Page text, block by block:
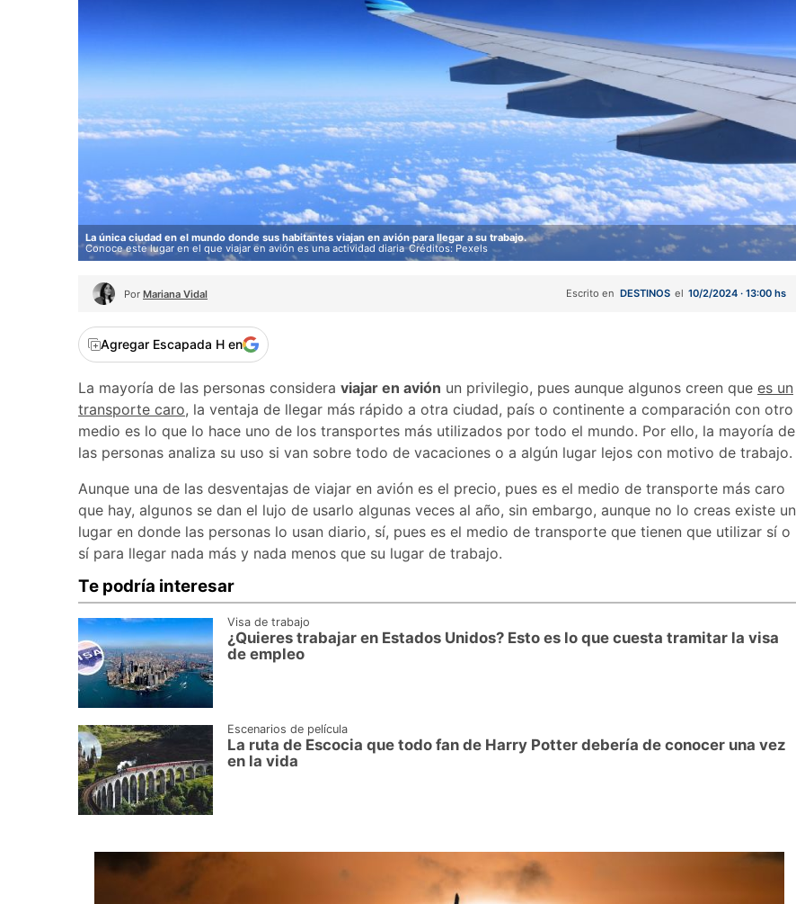
La única ciudad en el mundo donde sus habitantes viajan en avión para llegar a su trabajo.
Conoce este lugar en el que viajar en avión es una actividad diaria Créditos: Pexels
Por Mariana Vidal Escrito en DESTINOS el 10/2/2024 · 13:00 hs
Agregar Escapada H en
La mayoría de las personas considera viajar en avión un privilegio, pues aunque algunos creen que es un
transporte caro, la ventaja de llegar más rápido a otra ciudad, país o continente a comparación con otro
medio es lo que lo hace uno de los transportes más utilizados por todo el mundo. Por ello, la mayoría de
las personas analiza su uso si van sobre todo de vacaciones o a algún lugar lejos con motivo de trabajo.
Aunque una de las desventajas de viajar en avión es el precio, pues es el medio de transporte más caro
que hay, algunos se dan el lujo de usarlo algunas veces al año, sin embargo, aunque no lo creas existe un
lugar en donde las personas lo usan diario, sí, pues es el medio de transporte que tienen que utilizar sí o
sí para llegar nada más y nada menos que su lugar de trabajo.
Te podría interesar
Visa de trabajo
¿Quieres trabajar en Estados Unidos? Esto es lo que cuesta tramitar la visa
de empleo
Escenarios de película
La ruta de Escocia que todo fan de Harry Potter debería de conocer una vez
en la vida